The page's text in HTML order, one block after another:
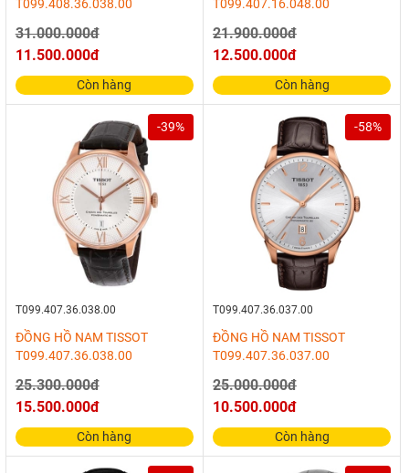
T099.408.36.038.00
31.000.000đ
11.500.000đ
Còn hàng
T099.407.16.048.00
21.900.000đ
12.500.000đ
Còn hàng
-39%
T099.407.36.038.00
ĐỒNG HỒ NAM TISSOT
T099.407.36.038.00
25.300.000đ
15.500.000đ
Còn hàng
-58%
T099.407.36.037.00
ĐỒNG HỒ NAM TISSOT
T099.407.36.037.00
25.000.000đ
10.500.000đ
Còn hàng